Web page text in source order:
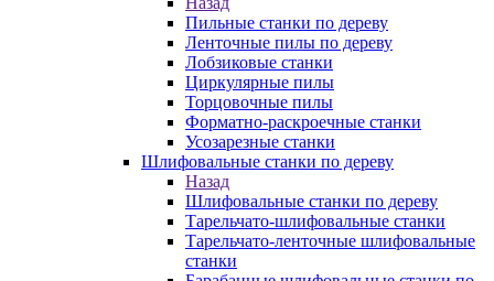
Пильные станки по дереву
Ленточные пилы по дереву
Лобзиковые станки
Циркулярные пилы
Торцовочные пилы
Форматно-раскроечные станки
Усозарезные станки
Шлифовальные станки по дереву
Назад
Шлифовальные станки по дереву
Тарельчато-шлифовальные станки
Тарельчато-ленточные шлифовальные
станки